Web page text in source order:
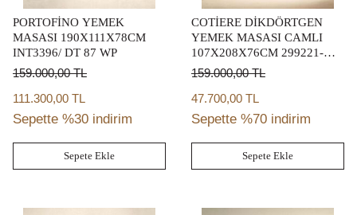
PORTOFİNO YEMEK
MASASI 190X111X78CM
INT3396/ DT 87 WP
159.000,00TL
111.300,00 TL
Sepette %30 indirim
Sepete Ekle
COTİERE DİKDÖRTGEN
YEMEK MASASI CAMLI
107X208X76CM 299221-
2349BS-0000GT
159.000,00TL
47.700,00 TL
Sepette %70 indirim
Sepete Ekle